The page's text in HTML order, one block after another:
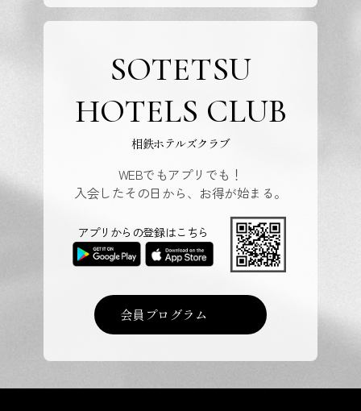
SOTETSU
HOTELS CLUB
相鉄ホテルズクラブ
WEBでもアプリでも！
入会したその日から、お得が始まる。
会員プログラム
アプリからの登録はこちら